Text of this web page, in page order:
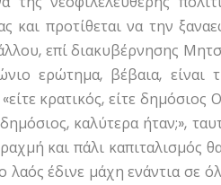
και προτίθεται να την
επί διακυβέρνησης
ερώτημα, βέβαια, είναι
κρατικός, είτε δημόσιος
καλύτερα ήταν;»,
και πάλι καπιταλισμός
έδινε μάχη ενάντια σε